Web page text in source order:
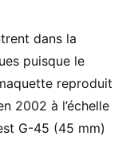
dans la
puisque le
reproduit
2002 à l’échelle
G-45 (45 mm)